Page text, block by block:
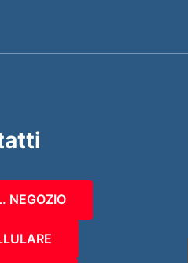
NEGOZIO